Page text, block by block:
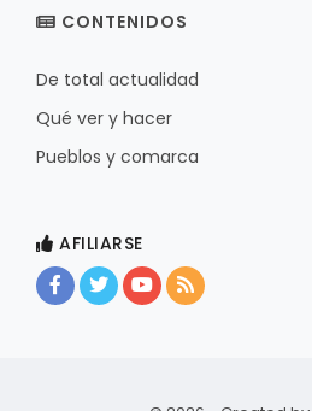
CONTENIDOS
De total actualidad
Qué ver y hacer
Pueblos y comarca
AFILIARSE